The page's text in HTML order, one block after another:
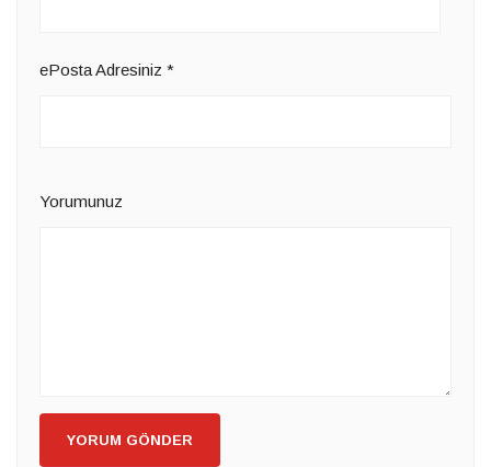
ePosta Adresiniz *
Yorumunuz
YORUM GÖNDER